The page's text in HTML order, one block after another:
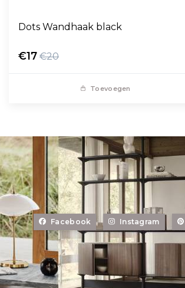
Dots Wandhaak black
€17 €20
Toevoegen
Facebook Instagram